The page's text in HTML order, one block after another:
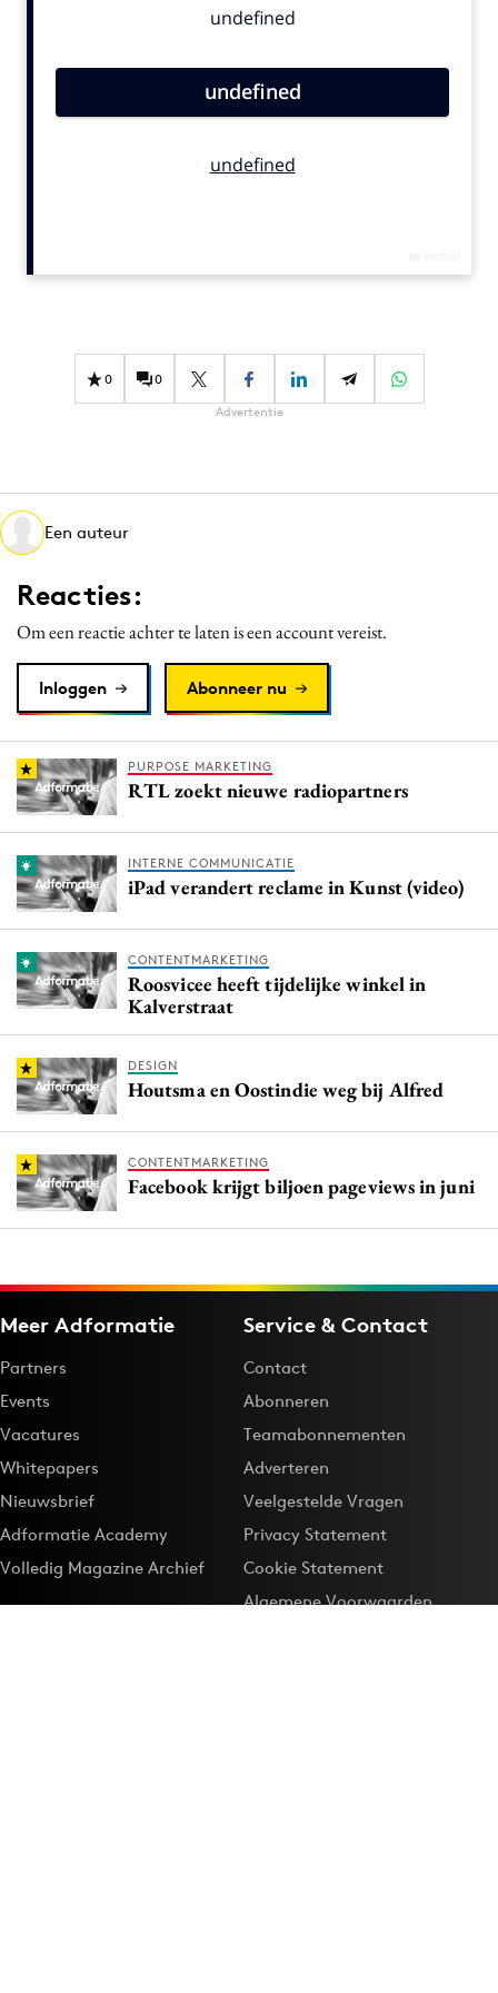
Contentmarketing
Effectiviteit
Gedragsverandering
Martech
Media
Merkstrategie
PR
Programmatic
Reputatie & crisis
0 0
Advertentie
Een auteur
Reacties:
Om een reactie achter te laten is een account vereist.
Inloggen Abonneer nu
PURPOSE MARKETING
RTL zoekt nieuwe radiopartners
INTERNE COMMUNICATIE
iPad verandert reclame in Kunst (video)
CONTENTMARKETING
Roosvicee heeft tijdelijke winkel in
Kalverstraat
DESIGN
Houtsma en Oostindie weg bij Alfred
CONTENTMARKETING
Facebook krijgt biljoen pageviews in juni
Meer Adformatie
Partners
Events
Vacatures
Whitepapers
Nieuwsbrief
Adformatie Academy
Volledig Magazine Archief
Service & Contact
Contact
Abonneren
Teamabonnementen
Adverteren
Veelgestelde Vragen
Privacy Statement
Cookie Statement
Algemene Voorwaarden